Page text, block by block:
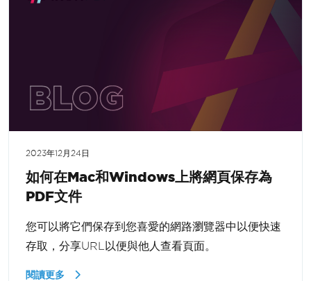
2023年12月24日
如何在Mac和Windows上將網頁保存為
PDF文件
您可以將它們保存到您喜愛的網路瀏覽器中以便快速
存取，分享URL以便與他人查看頁面。
閱讀更多